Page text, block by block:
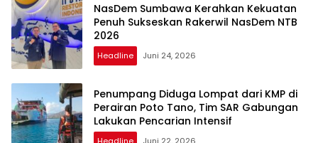
NasDem Sumbawa Kerahkan Kekuatan
Penuh Sukseskan Rakerwil NasDem NTB
2026
Headline Juni 24, 2026
Penumpang Diduga Lompat dari KMP di
Perairan Poto Tano, Tim SAR Gabungan
Lakukan Pencarian Intensif
Headline Juni 22, 2026